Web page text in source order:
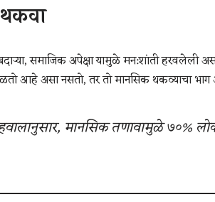
समाजिक अपेक्षा यामुळे मन:शांती हरवलेली
आहे असा नसतो, तर तो मानसिक थकव्याचा
मानसिक तणावामुळे ७०%